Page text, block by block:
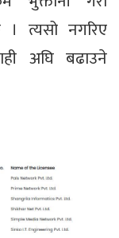
। त्यसो नगरिए
अघि बढाउने